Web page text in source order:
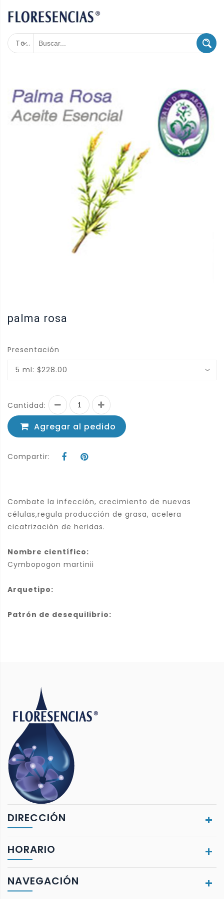
Todas las categorías
palma rosa
Presentación
5 ml: $228.00
Cantidad:
Agregar al pedido
Compartir:
Combate la infección, crecimiento de nuevas
células,regula producción de grasa, acelera
cicatrización de heridas.
Nombre científico:
Cymbopogon martinii
Arquetipo:
Patrón de desequilibrio:
DIRECCIÓN
HORARIO
NAVEGACIÓN